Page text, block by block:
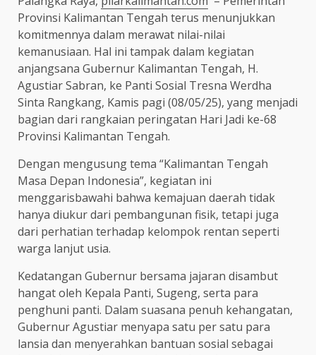
Provinsi Kalimantan Tengah terus menunjukkan
komitmennya dalam merawat nilai-nilai
kemanusiaan. Hal ini tampak dalam kegiatan
anjangsana Gubernur Kalimantan Tengah, H.
Agustiar Sabran, ke Panti Sosial Tresna Werdha
Sinta Rangkang, Kamis pagi (08/05/25), yang menjadi
bagian dari rangkaian peringatan Hari Jadi ke-68
Provinsi Kalimantan Tengah.
Dengan mengusung tema “Kalimantan Tengah
Masa Depan Indonesia”, kegiatan ini
menggarisbawahi bahwa kemajuan daerah tidak
hanya diukur dari pembangunan fisik, tetapi juga
dari perhatian terhadap kelompok rentan seperti
warga lanjut usia.
Kedatangan Gubernur bersama jajaran disambut
hangat oleh Kepala Panti, Sugeng, serta para
penghuni panti. Dalam suasana penuh kehangatan,
Gubernur Agustiar menyapa satu per satu para
lansia dan menyerahkan bantuan sosial sebagai